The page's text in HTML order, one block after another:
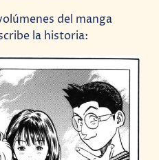
del manga
la historia: